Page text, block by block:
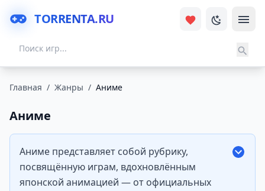
TORRENTA.RU
Главная / Жанры / Аниме
Аниме
Аниме представляет собой рубрику,
посвящённую играм, вдохновлённым
японской анимацией — от официальных